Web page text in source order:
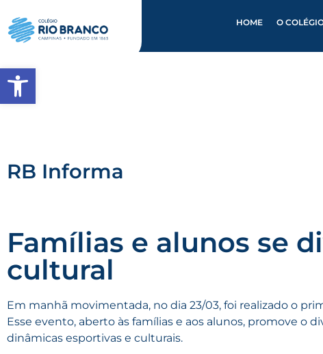
HOME O
RB Informa
Famílias e alunos se
cultural
Em manhã movimentada, no dia 23/03, foi realizado o
Esse evento, aberto às famílias e aos alunos, promove o
dinâmicas esportivas e culturais.
Abrir a barra de ferramentas